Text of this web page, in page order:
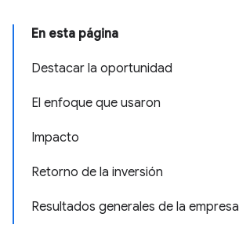
En esta página
Destacar la oportunidad
El enfoque que usaron
Impacto
Retorno de la inversión
Resultados generales de la empresa